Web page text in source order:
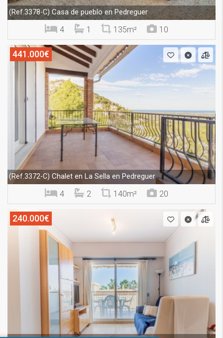
(Ref.3378-C)Casa de pueblo en Pedreguer
4 1 135m² 10
441.000€
(Ref.3372-C) Chalet en La Sella en Pedreguer
4 2 140m² 20
240.000€